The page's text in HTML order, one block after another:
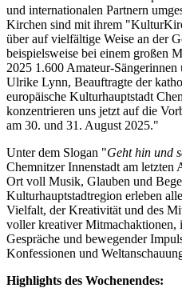
und internationalen Partnern
Kirchen sind mit ihrem
über auf vielfältige Weise an der
beispielsweise bei einem großen
2025 1.600 Amateur-
Ulrike Lynn, Beauftragte der
europäische Kulturhauptstadt
konzentrieren uns jetzt auf die
am 30. und 31. August 2025."
Unter dem Slogan "Geht hin und
Chemnitzer Innenstadt am letzten
Ort voll Musik, Glauben und
Kulturhauptstadtregion erleben
Vielfalt, der Kreativität und des
voller kreativer Mitmachaktionen,
Gespräche und bewegender
Konfessionen und
Highlights des Wochenendes: